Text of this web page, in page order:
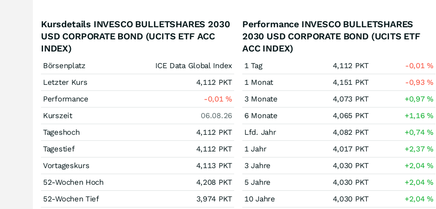
Kursdetails INVESCO BULLETSHARES 2030
USD CORPORATE BOND (UCITS ETF ACC
INDEX)
Börsenplatz
ICE Data Global Index
Letzter Kurs
4,112 PKT
Performance
-0,01%
Kurszeit
06.08.26
Tageshoch
4,112 PKT
Tagestief
4,112 PKT
Vortageskurs
4,113 PKT
52-Wochen Hoch
4,208 PKT
52-Wochen Tief
3,974 PKT
Performance INVESCO BULLETSHARES
2030 USD CORPORATE BOND (UCITS ETF
ACC INDEX)
1 Tag 4,112 PKT -0,01%
1 Monat
4,151 PKT -0,93%
3 Monate
4,073 PKT +0,97%
6 Monate
4,065 PKT +1,16%
Lfd. Jahr
4,082 PKT +0,74%
1 Jahr
4,017 PKT +2,37%
3 Jahre
4,030 PKT +2,04%
5 Jahre
4,030 PKT +2,04%
10 Jahre
4,030 PKT +2,04%